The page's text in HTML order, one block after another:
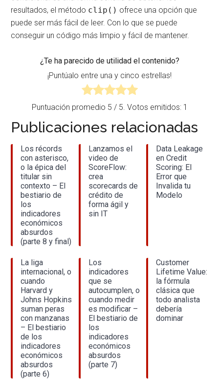
resultados, el método clip() ofrece una opción que
puede ser más fácil de leer. Con lo que se puede
conseguir un código más limpio y fácil de mantener.
¿Te ha parecido de utilidad el contenido?
¡Puntúalo entre una y cinco estrellas!
Puntuación promedio 5 / 5. Votos emitidos: 1
Publicaciones relacionadas
Los récords
con asterisco,
o la épica del
titular sin
contexto – El
bestiario de
los
indicadores
económicos
absurdos
(parte 8 y final)
Lanzamos el
video de
ScoreFlow:
crea
scorecards de
crédito de
forma ágil y
sin IT
Data Leakage
en Credit
Scoring: El
Error que
Invalida tu
Modelo
La liga
internacional, o
cuando
Harvard y
Johns Hopkins
suman peras
con manzanas
– El bestiario
de los
indicadores
económicos
absurdos
(parte 6)
Los
indicadores
que se
autocumplen, o
cuando medir
es modificar –
El bestiario de
los
indicadores
económicos
absurdos
(parte 7)
Customer
Lifetime Value:
la fórmula
clásica que
todo analista
debería
dominar